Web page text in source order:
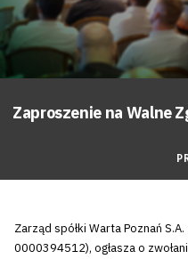
Zaproszenie na Walne
Zarząd spółki Warta Poznań
0000394512), ogłasza o